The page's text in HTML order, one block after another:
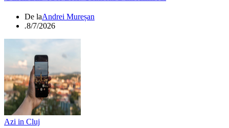
De laAndrei Mureșan
.8/7/2026
Azi in Cluj